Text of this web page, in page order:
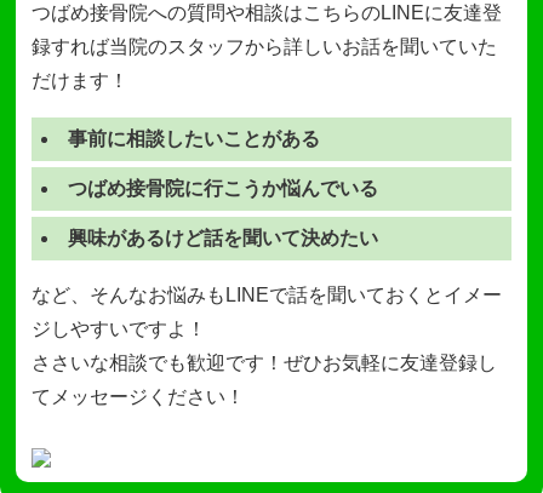
つばめ接骨院への質問や相談はこちらのLINEに友達登
録すれば当院のスタッフから詳しいお話を聞いていた
だけます！
事前に相談したいことがある
つばめ接骨院に行こうか悩んでいる
興味があるけど話を聞いて決めたい
など、そんなお悩みもLINEで話を聞いておくとイメー
ジしやすいですよ！
ささいな相談でも歓迎です！ぜひお気軽に友達登録し
てメッセージください！